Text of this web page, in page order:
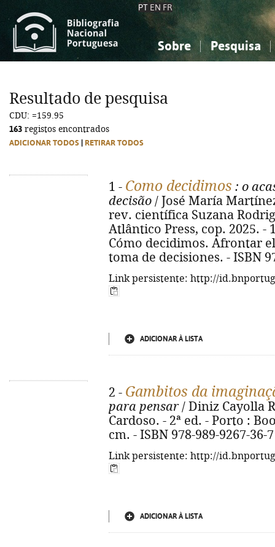
PT EN FR
Sobre Pesquisa
Ciências sociais...
Ciências sociais...
Resultado de pesquisa
CDU: =159.95
163 registos encontrados
ADICIONAR TODOS RETIRAR TODOS
1 - Como decidimos : o
decisão / José María
rev. científica Suzana
Atlântico Press, cop. 2025. -
Cómo decidimos. Afrontar
toma de decisiones. - ISBN
Link persistente: http://
ADICIONAR À LISTA
2 - Gambitos da
para pensar/ Diniz Cayolla
Cardoso. - 2ª ed. - Porto :
cm. - ISBN 978-989-9267-36-7
Link persistente: http://
ADICIONAR À LISTA